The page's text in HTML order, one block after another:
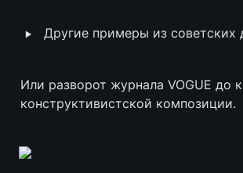
‣ Другие примеры из советских
Или разворот журнала VOGUE до
конструктивистской композиции.